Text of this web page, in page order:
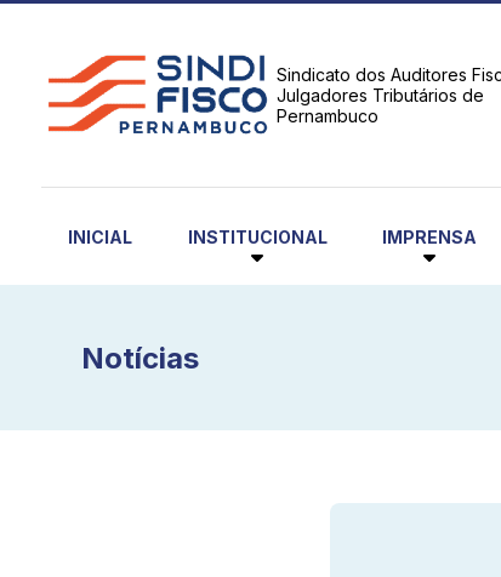
Sindicato dos Auditores
Julgadores Tributários de
Pernambuco
INICIAL INSTITUCIONAL IMPRENSA
Notícias